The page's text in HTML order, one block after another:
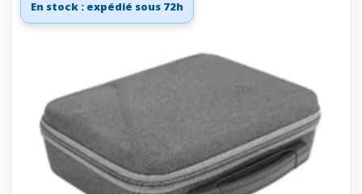
En stock : expédié sous 72h